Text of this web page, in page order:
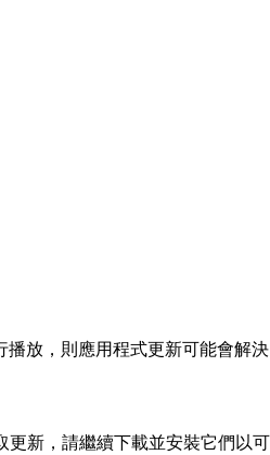
播放，則應用程式更新可能會解決
新，請繼續下載並安裝它們以可